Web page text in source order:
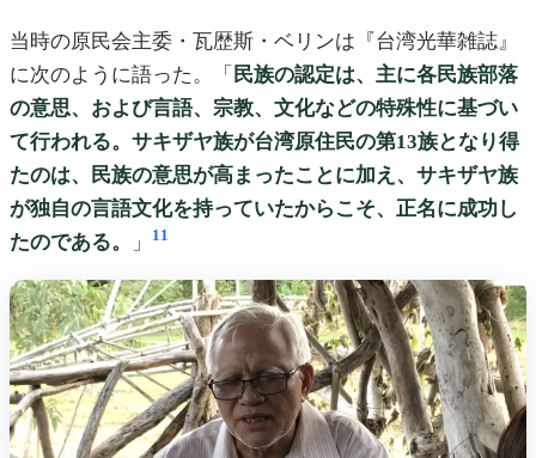
当時の原民会主委・瓦歴斯・ベリンは『台湾光華雑誌』
に次のように語った。「 民族の認定は、主に各民族部落
の意思、および言語、宗教、文化などの特殊性に基づい
て行われる。サキザヤ族が台湾原住民の第13族となり得
たのは、民族の意思が高まったことに加え、サキザヤ族
が独自の言語文化を持っていたからこそ、正名に成功し
たのである。
」 11